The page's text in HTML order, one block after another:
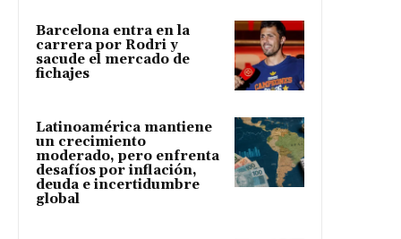
Barcelona entra en la
carrera por Rodri y
sacude el mercado de
fichajes
Latinoamérica mantiene
un crecimiento
moderado, pero enfrenta
desafíos por inflación,
deuda e incertidumbre
global